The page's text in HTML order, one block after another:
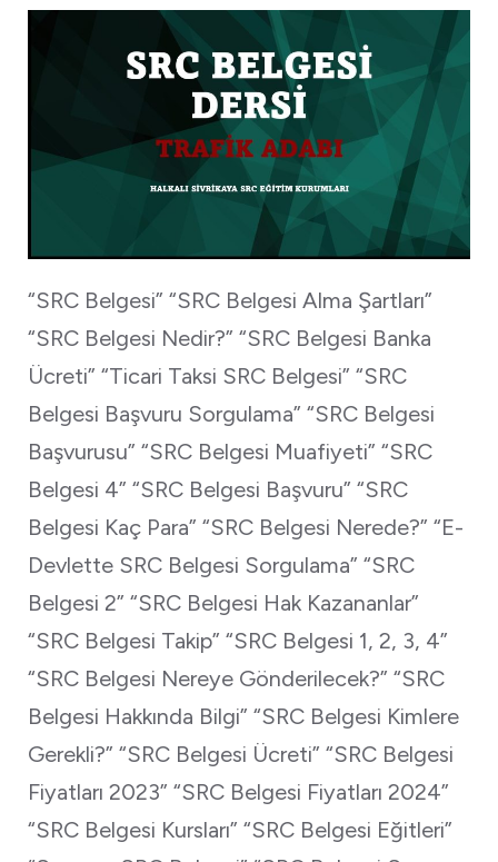
“SRC Belgesi” “SRC Belgesi Alma Şartları”
“SRC Belgesi Nedir?” “SRC Belgesi Banka
Ücreti” “Ticari Taksi SRC Belgesi” “SRC
Belgesi Başvuru Sorgulama” “SRC Belgesi
Başvurusu” “SRC Belgesi Muafiyeti” “SRC
Belgesi 4” “SRC Belgesi Başvuru” “SRC
Belgesi Kaç Para” “SRC Belgesi Nerede?” “E-
Devlette SRC Belgesi Sorgulama” “SRC
Belgesi 2” “SRC Belgesi Hak Kazananlar”
“SRC Belgesi Takip” “SRC Belgesi 1, 2, 3, 4”
“SRC Belgesi Nereye Gönderilecek?” “SRC
Belgesi Hakkında Bilgi” “SRC Belgesi Kimlere
Gerekli?” “SRC Belgesi Ücreti” “SRC Belgesi
Fiyatları 2023” “SRC Belgesi Fiyatları 2024”
“SRC Belgesi Kursları” “SRC Belgesi Eğitleri”